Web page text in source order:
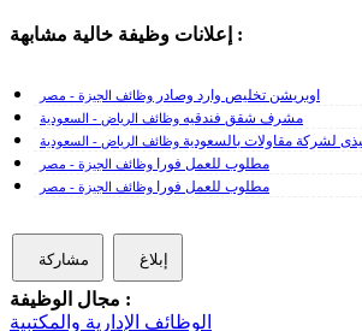
إعلانات وظيفة خالية مشابهة :
اوبريشن تخليص وارد وصادر وظائف الجيزة - مصر
مشرف شقق فندقيه وظائف الرياض - السعودية
لشركة مقاولات بالسعودية وظائف الرياض - السعودية
مطلوب للعمل فورا وظائف الجيزة - مصر
مطلوب للعمل فورا وظائف الجيزة - مصر
مشاركة إبلاغ
مجال الوظيفة :
الوظائف الإدارية والمكتبية